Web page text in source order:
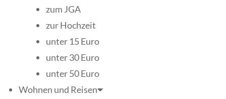
zum JGA
zur Hochzeit
unter 15 Euro
unter 30 Euro
unter 50 Euro
Wohnen und Reisen